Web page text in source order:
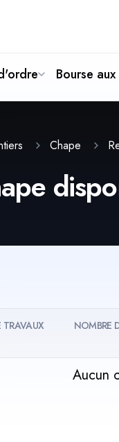
Bourse
Chape
TRAVAUX NOMBRE
Aucun